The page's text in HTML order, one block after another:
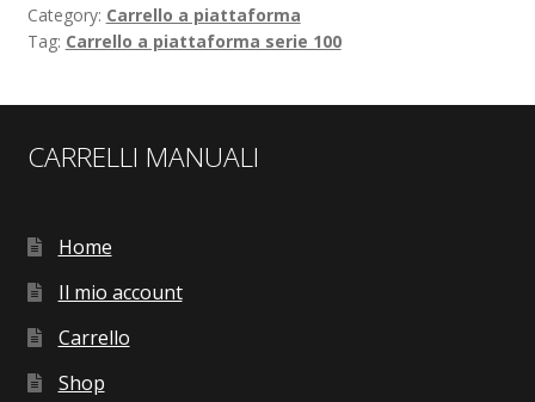
Category: Carrello a piattaforma
Tag: Carrello a piattaforma serie 100
CARRELLI MANUALI
Home
Il mio account
Carrello
Shop